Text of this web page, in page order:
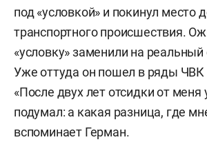
под «условкой» и покинул место
транспортного происшествия.
«условку» заменили на реальный
Уже оттуда он пошел в ряды ЧВК
«После двух лет отсидки от
подумал: а какая разница, где
вспоминает Герман.